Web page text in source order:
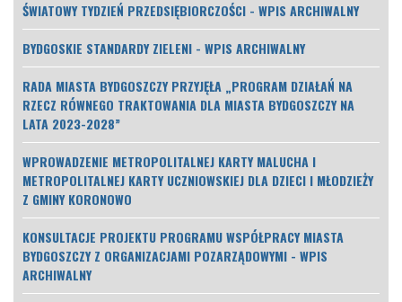
ŚWIATOWY TYDZIEŃ PRZEDSIĘBIORCZOŚCI - WPIS ARCHIWALNY
BYDGOSKIE STANDARDY ZIELENI - WPIS ARCHIWALNY
RADA MIASTA BYDGOSZCZY PRZYJĘŁA „PROGRAM DZIAŁAŃ NA
RZECZ RÓWNEGO TRAKTOWANIA DLA MIASTA BYDGOSZCZY NA
LATA 2023-2028”
WPROWADZENIE METROPOLITALNEJ KARTY MALUCHA I
METROPOLITALNEJ KARTY UCZNIOWSKIEJ DLA DZIECI I MŁODZIEŻY
Z GMINY KORONOWO
KONSULTACJE PROJEKTU PROGRAMU WSPÓŁPRACY MIASTA
BYDGOSZCZY Z ORGANIZACJAMI POZARZĄDOWYMI - WPIS
ARCHIWALNY